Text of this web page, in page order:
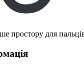
простору для